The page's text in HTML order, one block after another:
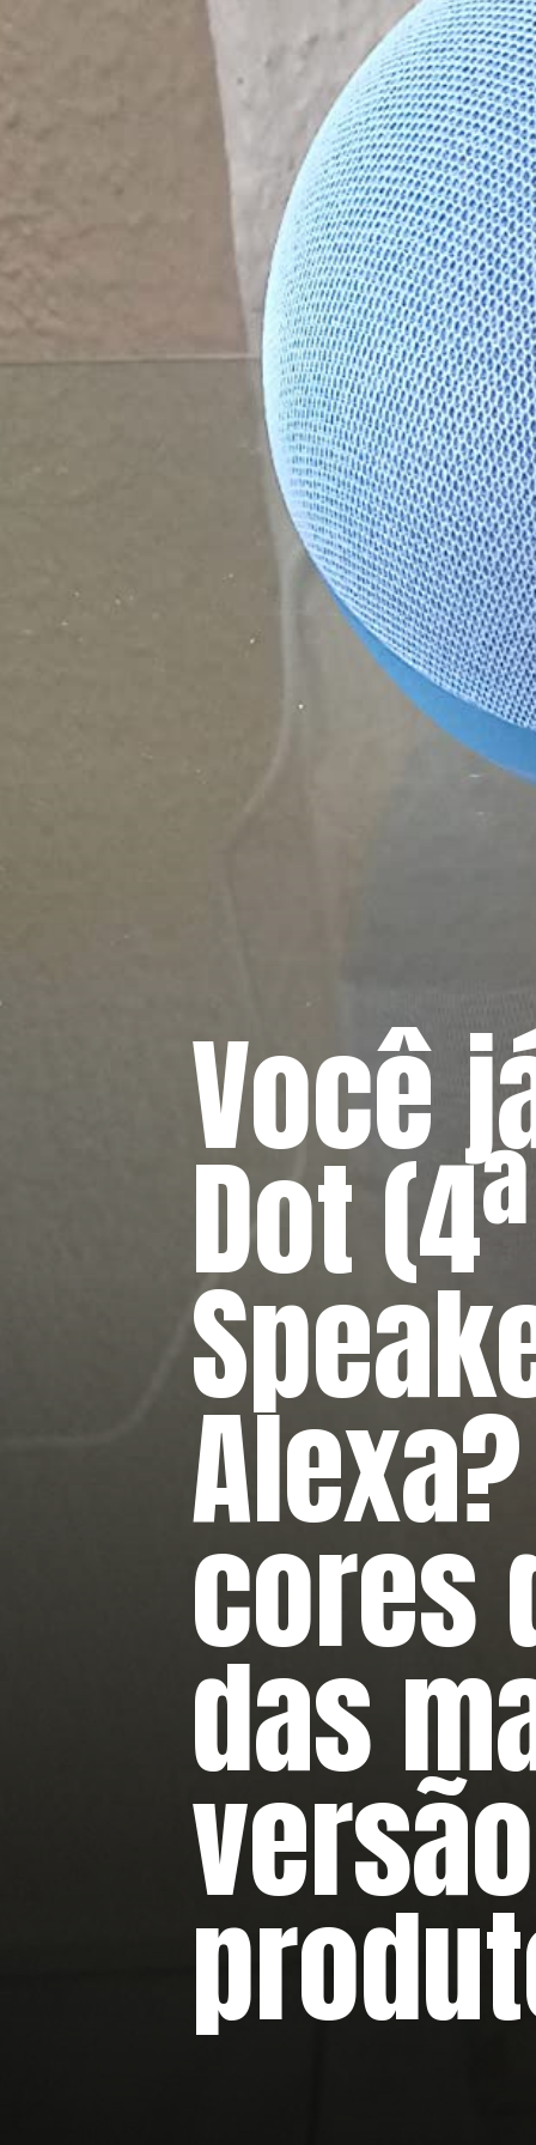
Você
Dot
cores
das